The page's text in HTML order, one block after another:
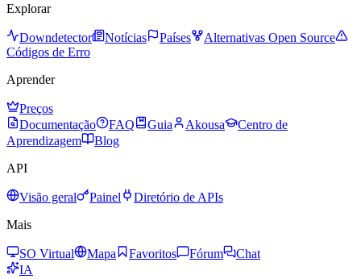
Explorar
Downdetector Notícias Países
Alternativas Open Source
Códigos de Erro
Aprender
Preços
Documentação
FAQ Guia Akousa
Centro de
Aprendizagem
Blog
API
Visão geral Painel
Diretório de APIs
Mais
SO Virtual Mapa Favoritos Fórum
Chat
IA